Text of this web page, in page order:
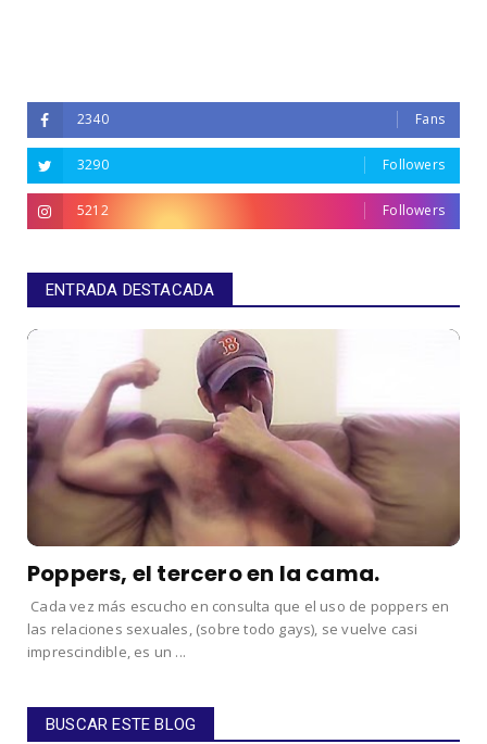
2340 Fans
3290 Followers
5212 Followers
ENTRADA DESTACADA
Poppers, el tercero en la cama.
Cada vez más escucho en consulta que el uso de poppers en
las relaciones sexuales, (sobre todo gays), se vuelve casi
imprescindible, es un ...
BUSCAR ESTE BLOG